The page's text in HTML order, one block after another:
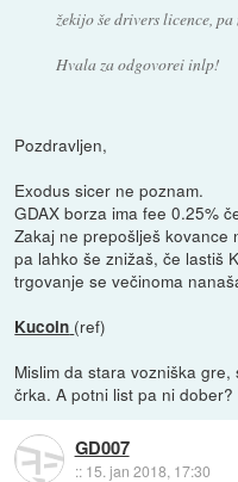
žekijo še drivers licence,
Hvala za odgovorei inlp!
Pozdravljen,
Exodus sicer ne poznam.
GDAX borza ima fee 0.25%
Zakaj ne prepošlješ kovance
pa lahko še znižaš, če lastiš
trgovanje se večinoma
Kucoin (ref)
Mislim da stara vozniška
črka. A potni list pa ni dober?
GD007
:: 15. jan 2018, 17:30